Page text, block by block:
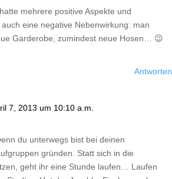
mehrere positive Aspekte und
eine negative Nebenwirkung: man
Garderobe, zumindest neue Hosen… 😉
Antworten
7, 2013 um 10:10 a.m.
du unterwegs bist bei deinen
gründen. Statt sich in die
geht ihr eine Stunde laufen… Laufen